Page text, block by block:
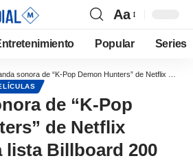
Aa
Popular Series
sonora de “K-Pop Demon Hunters” de Netflix debuta en la lista Billboard 200
de “K-Pop
de Netflix
lista Billboard 200